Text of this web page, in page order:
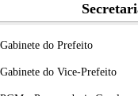
Gabinete do Prefeito
Gabinete do Vice-Prefeito